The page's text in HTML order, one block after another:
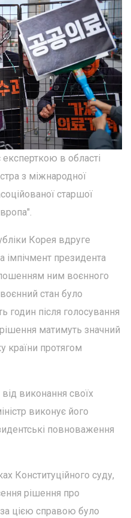
в області
з міжнародної
старшої
Корея вдруге
імпічмент президента
ним воєнного
стан було
годин після голосування
матимуть значний
країни протягом
виконання своїх
виконує його
повноваження
Конституційного суду,
рішення про
цією справою було